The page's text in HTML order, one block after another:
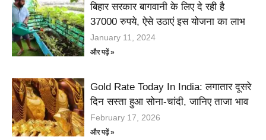
बिहार सरकार बागवानी के लिए दे रही है
37000 रुपये, ऐसे उठाएं इस योजना का लाभ
January 11, 2024
और पढ़ें »
Gold Rate Today In India: लगातार दूसरे
दिन सस्ता हुआ सोना-चांदी, जानिए ताजा भाव
February 17, 2026
और पढ़ें »